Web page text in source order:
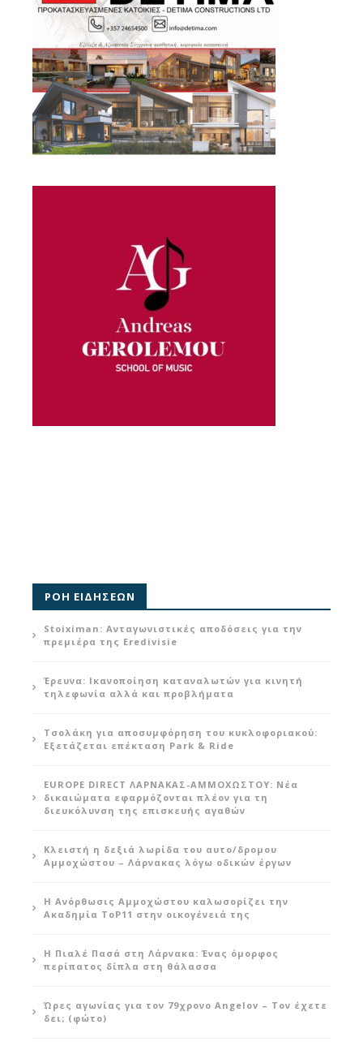
ΡΟΗ ΕΙΔΗΣΕΩΝ
Stoiximan: Ανταγωνιστικές αποδόσεις για την
πρεμιέρα της Eredivisie
Έρευνα: Ικανοποίηση καταναλωτών για κινητή
τηλεφωνία αλλά και προβλήματα
Τσολάκη για αποσυμφόρηση του κυκλοφοριακού:
Εξετάζεται επέκταση Park & Ride
EUROPE DIRECT ΛΑΡΝΑΚΑΣ-ΑΜΜΟΧΩΣΤΟΥ: Νέα
δικαιώματα εφαρμόζονται πλέον για τη
διευκόλυνση της επισκευής αγαθών
Κλειστή η δεξιά λωρίδα του αυτο/δρομου
Αμμοχώστου – Λάρνακας λόγω οδικών έργων
Η Ανόρθωσις Αμμοχώστου καλωσορίζει την
Ακαδημία ToP11 στην οικογένειά της
Η Πιαλέ Πασά στη Λάρνακα: Ένας όμορφος
περίπατος δίπλα στη θάλασσα
Ώρες αγωνίας για τον 79χρονο Angelov – Τον έχετε
δει; (φώτο)